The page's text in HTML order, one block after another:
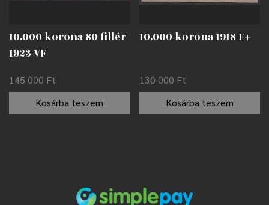
10.000 korona 80 fillér
1923 VF
145 000 Ft
Kosárba teszem
10.000 korona 1918 F+
130 000 Ft
Kosárba teszem